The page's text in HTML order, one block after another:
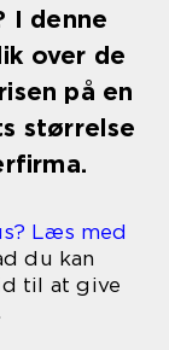
I denne
over de
på en
størrelse
Læs med
du kan
til at give